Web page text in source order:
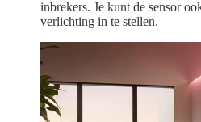
inbrekers. Je kunt de sensor
verlichting in te stellen.